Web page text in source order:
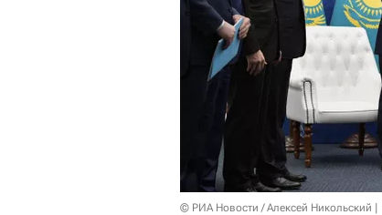
© РИА Новости / Алексей Никольский